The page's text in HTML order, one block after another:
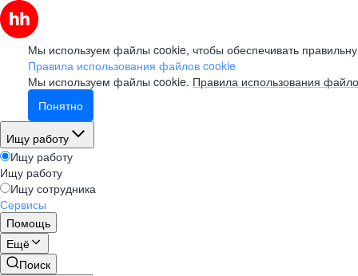
Мы используем файлы cookie, чтобы обеспечивать
Правила использования файлов cookie
Мы используем файлы cookie. Правила использования
Понятно
Ищу работу
Ищу работу
Ищу работу
Ищу сотрудника
Сервисы
Помощь
Ещё
Поиск